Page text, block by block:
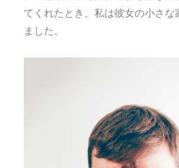
てくれたとき、私は彼女の小さな
ました。